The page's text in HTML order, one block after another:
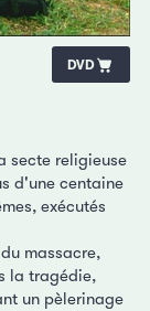
DVD
secte religieuse
d'une centaine
exécutés
massacre,
la tragédie,
un pèlerinage